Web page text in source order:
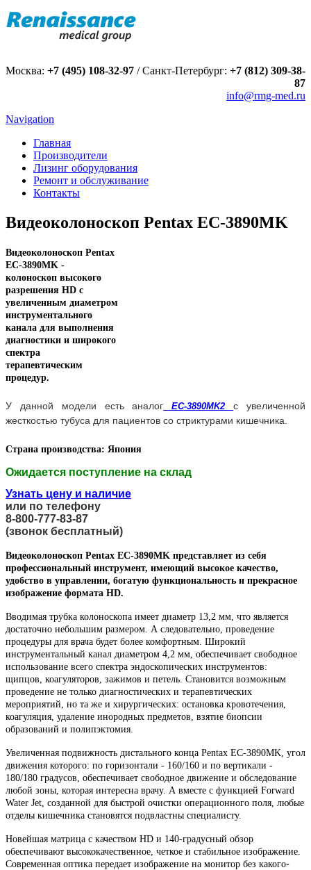
Москва: +7 (495) 108-32-97 / Санкт-Петербург: +7 (812) 309-38-
87
info@rmg-med.ru
Navigation
Главная
Производители
Лизинг оборудования
Ремонт и обслуживание
Контакты
Видеоколоноскоп Pentax EC-3890MK
Видеоколоноскоп Pentax
EC-3890MK -
колоноскоп высокого
разрешения HD с
увеличенным диаметром
инструментального
канала для выполнения
диагностики и широкого
спектра
терапевтическим
процедур.
У данной модели есть аналог EC-3890MK2с увеличенной
жесткостью тубуса для пациентов со стриктурами кишечника.
Страна производства: Япония
Ожидается поступление на склад
Узнать цену и наличие
или по телефону
8-800-777-83-87
(звонок бесплатный)
Видеоколоноскоп Pentax EC-3890MK представляет из себя
профессиональный инструмент, имеющий высокое качество,
удобство в управлении, богатую функциональность и прекрасное
изображение формата HD.
Вводимая трубка колоноскопа имеет диаметр 13,2 мм, что является
достаточно небольшим размером. А следовательно, проведение
процедуры для врача будет более комфортным. Широкий
инструментальный канал диаметром 4,2 мм, обеспечивает свободное
использование всего спектра эндоскопических инструментов:
щипцов, коагуляторов, зажимов и петель. Становится возможным
проведение не только диагностических и терапевтических
мероприятий, но та же и хирургических: остановка кровотечения,
коагуляция, удаление инородных предметов, взятие биопсии
образований и полипэктомия.
Увеличенная подвижность дистального конца Pentax EC-3890MK, угол
движения которого: по горизонтали - 160/160 и по вертикали -
180/180 градусов, обеспечивает свободное движение и обследование
любой зоны, которая интересна врачу. А вместе с функцией Forward
Water Jet, созданной для быстрой очистки операционного поля, любые
отделы кишечника становятся подвластны специалисту.
Новейшая матрица с качеством HD и 140-градусный обзор
обеспечивают высококачественное, четкое и стабильное изображение.
Современная оптика передает изображение на монитор без какого-